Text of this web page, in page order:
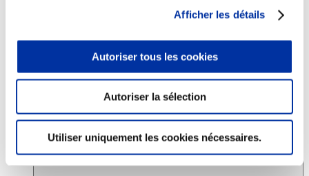
Afficher les détails
Autoriser tous les cookies
Autoriser la sélection
Utiliser uniquement les cookies nécessaires.
Viandes et santé
Juste rémunération et attractivité des métiers
Sources d’information
Accords